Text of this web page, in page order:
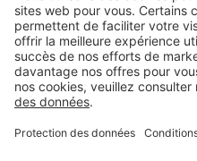
Nous contacter
A propos de Dräger
Informations